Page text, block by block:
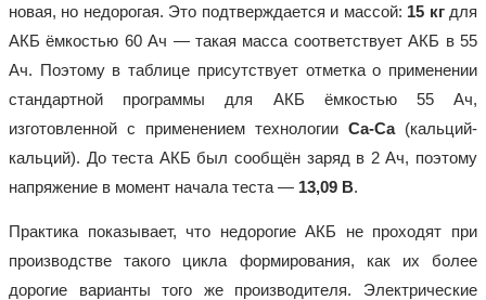
новая, но недорогая. Это подтверждается и массой: 15 кгдля
АКБ ёмкостью 60 Ач — такая масса соответствует АКБ в 55
Ач. Поэтому в таблице присутствует отметка о применении
стандартной программы для АКБ ёмкостью 55 Ач,
изготовленной с применением технологии Ca-Ca(кальций-
кальций). До теста АКБ был сообщён заряд в 2 Ач, поэтому
напряжение в момент начала теста — 13,09 В.
Практика показывает, что недорогие АКБ не проходят при
производстве такого цикла формирования, как их более
дорогие варианты того же производителя. Электрические